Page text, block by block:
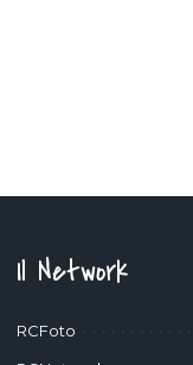
Il Network
RCFoto